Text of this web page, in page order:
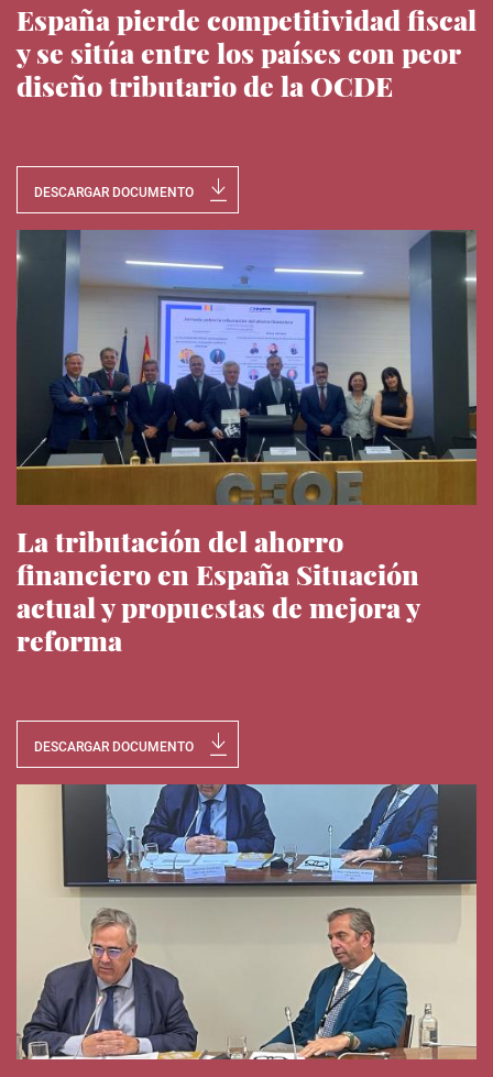
España pierde competitividad fiscal
y se sitúa entre los países con peor
diseño tributario de la OCDE
DESCARGAR DOCUMENTO
La tributación del ahorro
financiero en España Situación
actual y propuestas de mejora y
reforma
DESCARGAR DOCUMENTO